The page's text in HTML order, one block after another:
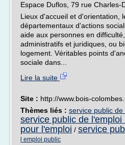
Espace Duflos, 79 rue Charles-
Lieux d'accueil et d'orientation,
départementaux d'actions
aide aux personnes en
administratifs et juridiques, ou
logement. Véritables points
sociale dans...
Lire la suite
Site : http://www.bois-
Thèmes liés : service public
service public de l'emploi
pour l'emploi / service
l emploi public